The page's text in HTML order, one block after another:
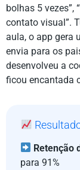
bolhas 5 vezes”,
contato visual”.
aula, o app gera
envia para os
desenvolveu a
ficou encantada
Retenção
para 91%